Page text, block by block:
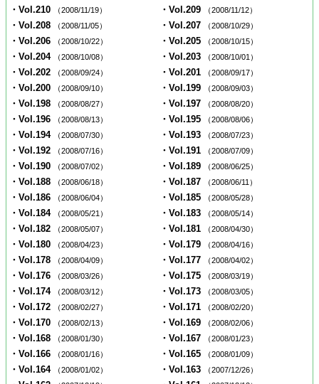
・Vol.210 （2008/11/19） ・Vol.209 （2008/11/12）
・Vol.208 （2008/11/05） ・Vol.207 （2008/10/29）
・Vol.206 （2008/10/22） ・Vol.205 （2008/10/15）
・Vol.204 （2008/10/08） ・Vol.203 （2008/10/01）
・Vol.202 （2008/09/24） ・Vol.201 （2008/09/17）
・Vol.200 （2008/09/10） ・Vol.199 （2008/09/03）
・Vol.198 （2008/08/27） ・Vol.197 （2008/08/20）
・Vol.196 （2008/08/13） ・Vol.195 （2008/08/06）
・Vol.194 （2008/07/30） ・Vol.193 （2008/07/23）
・Vol.192 （2008/07/16） ・Vol.191 （2008/07/09）
・Vol.190 （2008/07/02） ・Vol.189 （2008/06/25）
・Vol.188 （2008/06/18） ・Vol.187 （2008/06/11）
・Vol.186 （2008/06/04） ・Vol.185 （2008/05/28）
・Vol.184 （2008/05/21） ・Vol.183 （2008/05/14）
・Vol.182 （2008/05/07） ・Vol.181 （2008/04/30）
・Vol.180 （2008/04/23） ・Vol.179 （2008/04/16）
・Vol.178 （2008/04/09） ・Vol.177 （2008/04/02）
・Vol.176 （2008/03/26） ・Vol.175 （2008/03/19）
・Vol.174 （2008/03/12） ・Vol.173 （2008/03/05）
・Vol.172 （2008/02/27） ・Vol.171 （2008/02/20）
・Vol.170 （2008/02/13） ・Vol.169 （2008/02/06）
・Vol.168 （2008/01/30） ・Vol.167 （2008/01/23）
・Vol.166 （2008/01/16） ・Vol.165 （2008/01/09）
・Vol.164 （2008/01/02） ・Vol.163 （2007/12/26）